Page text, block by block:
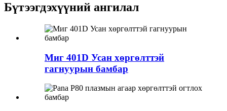
Бүтээгдэхүүний ангилал
Миг 401D Усан хөргөлттэй
гагнуурын бамбар